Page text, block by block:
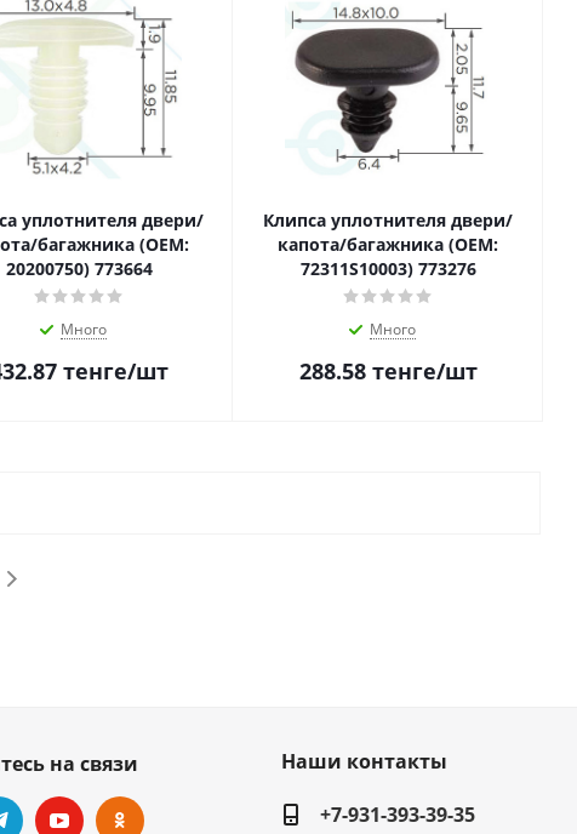
уплотнителя двери/
багажника (OEM:
20200750) 773664
Много
тенге/шт
Клипса уплотнителя двери/
капота/багажника (OEM:
72311S10003) 773276
Много
288.58тенге/шт
на связи
Наши контакты
+7-931-393-39-35